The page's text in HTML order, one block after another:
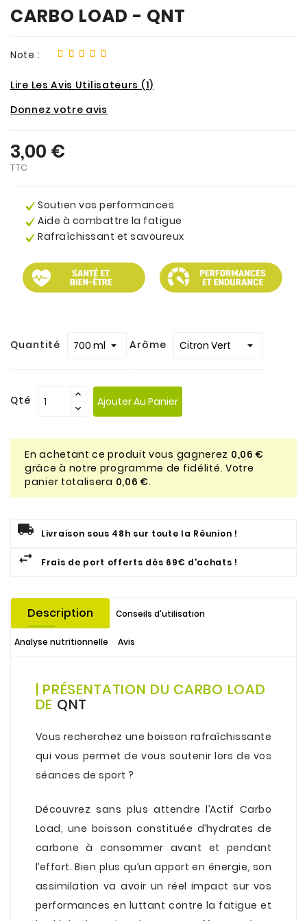
CARBO LOAD - QNT
Note :
Lire Les Avis Utilisateurs (1)
Donnez votre avis
3,00 €
TTC
Soutien vos performances
Aide à combattre la fatigue
Rafraîchissant et savoureux
Quantité Arôme
Qté Ajouter Au Panier
En achetant ce produit vous gagnerez 0,06 €
grâce à notre programme de fidélité. Votre
panier totalisera 0,06 €.
Livraison sous 48h sur toute la Réunion !
Frais de port offerts dès 69€ d'achats !
Description Conseils d'utilisation
Analyse nutritionnelle Avis
| PRÉSENTATION DU CARBO LOAD
DE QNT
Vous recherchez une boisson rafraîchissante
qui vous permet de vous soutenir lors de vos
séances de sport ?
Découvrez sans plus attendre l’Actif Carbo
Load, une boisson constituée d’hydrates de
carbone à consommer avant et pendant
l’effort. Bien plus qu’un apport en énergie, son
assimilation va avoir un réel impact sur vos
performances en luttant contre la fatigue et